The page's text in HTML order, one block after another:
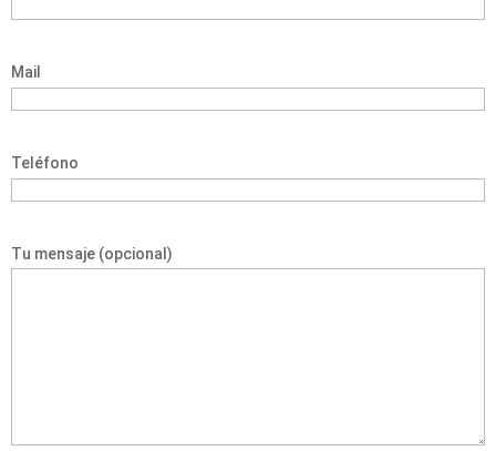
Mail
Teléfono
Tu mensaje (opcional)